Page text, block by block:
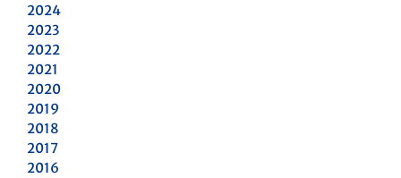
2024
2023
2022
2021
2020
2019
2018
2017
2016